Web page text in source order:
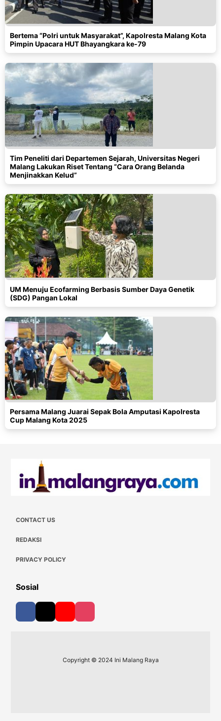
Bertema “Polri untuk Masyarakat”, Kapolresta Malang Kota
Pimpin Upacara HUT Bhayangkara ke-79
Tim Peneliti dari Departemen Sejarah, Universitas Negeri
Malang Lakukan Riset Tentang “Cara Orang Belanda
Menjinakkan Kelud”
UM Menuju Ecofarming Berbasis Sumber Daya Genetik
(SDG) Pangan Lokal
Persama Malang Juarai Sepak Bola Amputasi Kapolresta
Cup Malang Kota 2025
CONTACT US
REDAKSI
PRIVACY POLICY
Sosial
Copyright © 2024 Ini Malang Raya